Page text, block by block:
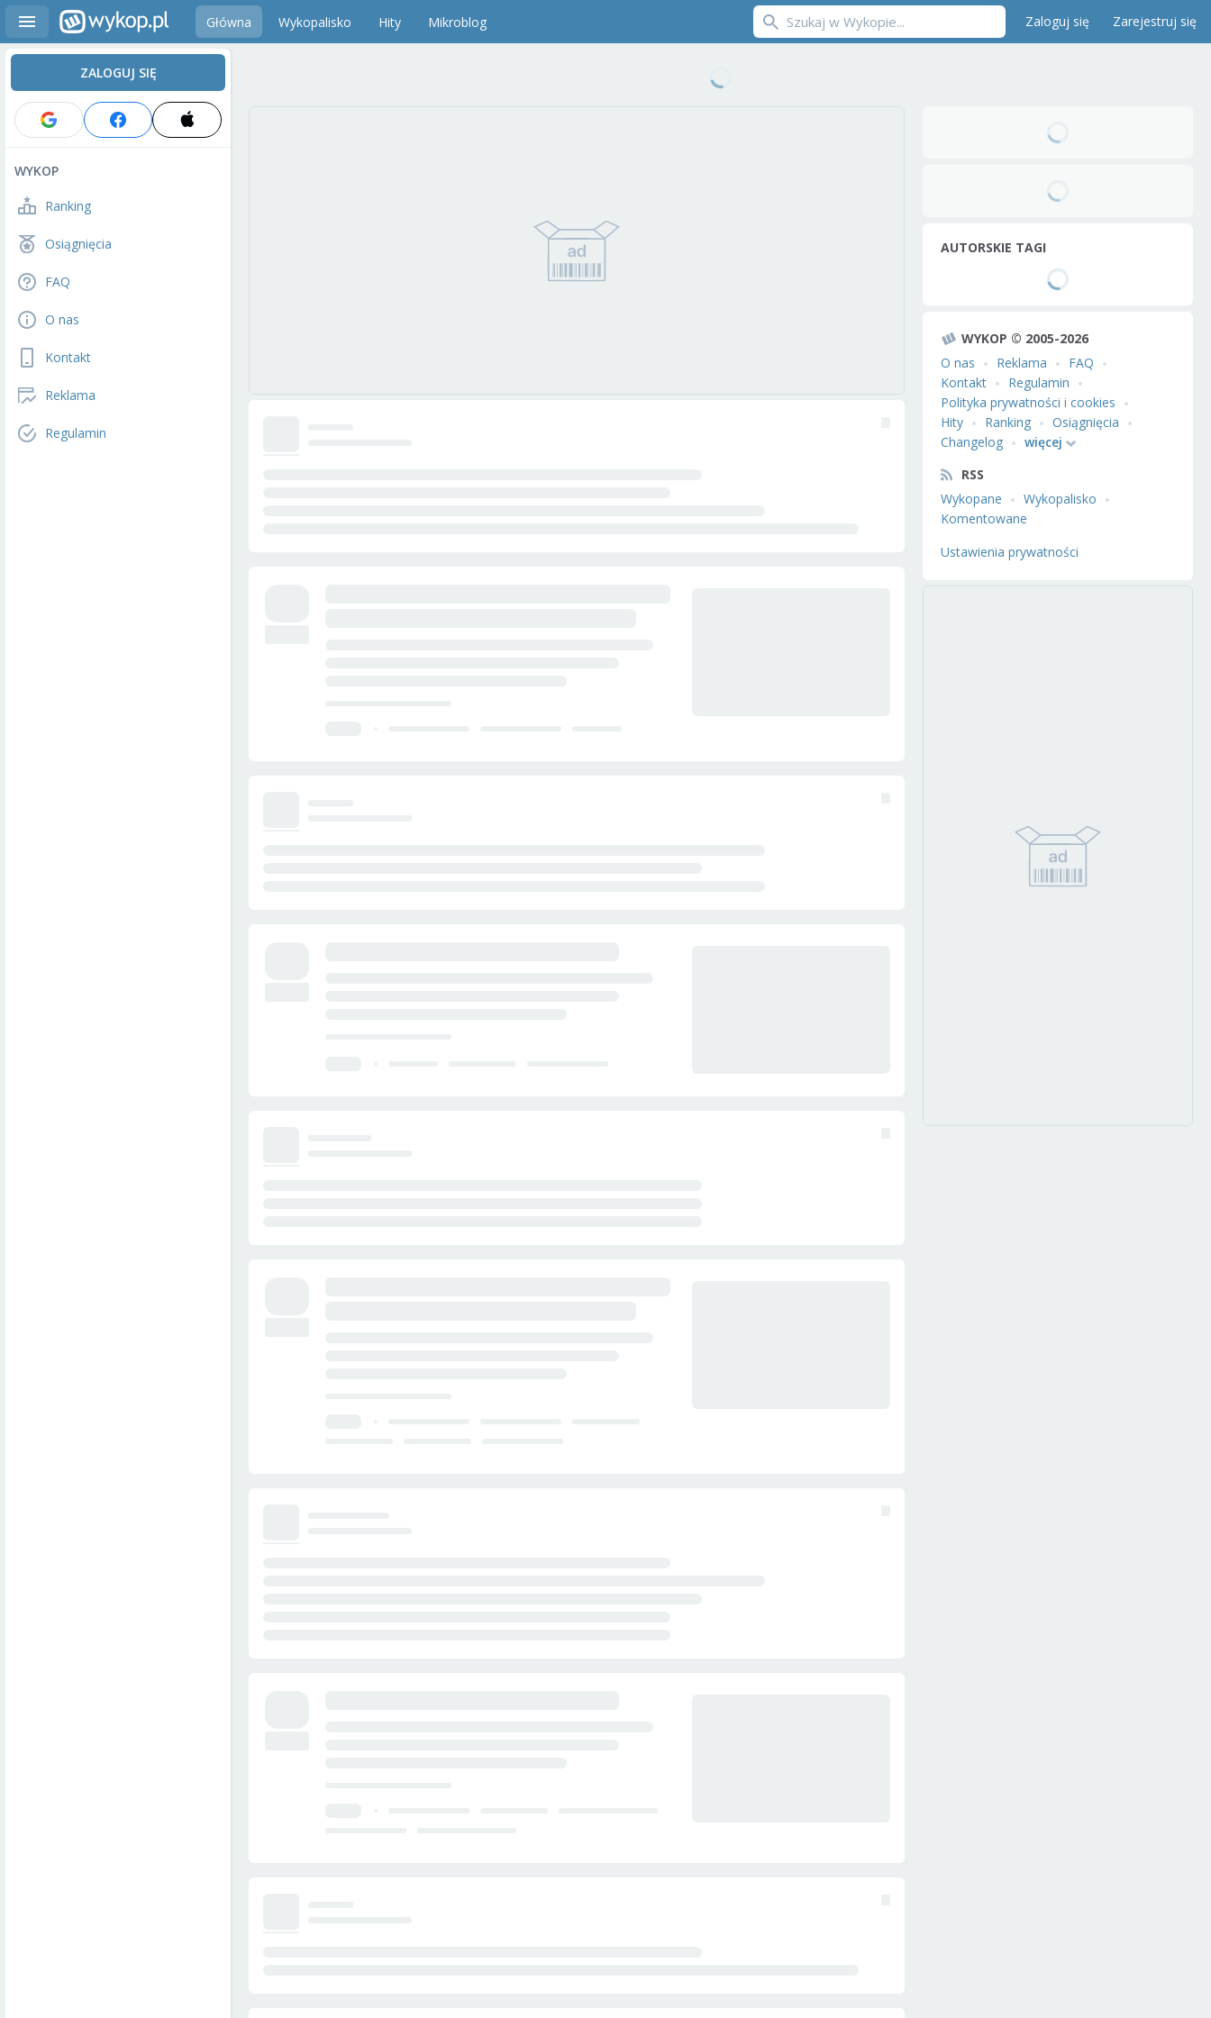
Główna Wykopalisko Hity Mikroblog Zaloguj się Zarejestruj się
ZALOGUJ SIĘ
WYKOP
Ranking
Osiągnięcia
FAQ
O nas
Kontakt
Reklama
Regulamin
AUTORSKIE TAGI
WYKOP © 2005-2026
O nas
Reklama
FAQ
Kontakt
Regulamin
Polityka prywatności i cookies
Hity
Ranking
Osiągnięcia
Changelog
więcej
RSS
Wykopane
Wykopalisko
Komentowane
Ustawienia prywatności